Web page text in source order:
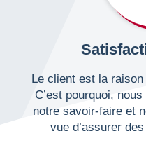
Le client est la raison
C’est pourquoi,
notre savoir-faire et
vue d’assurer